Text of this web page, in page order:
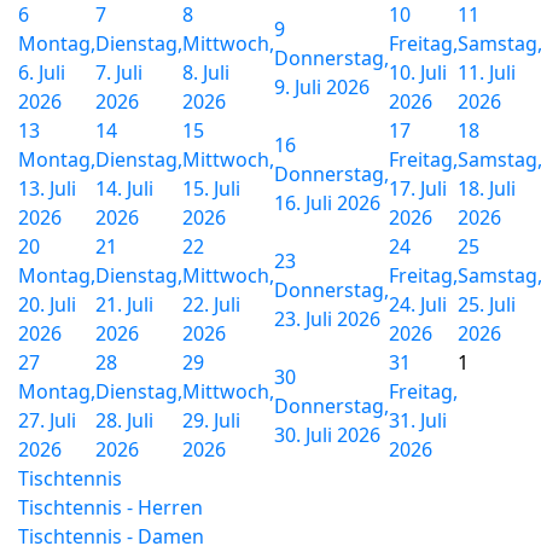
6
Montag,
6. Juli
2026
7
Dienstag,
7. Juli
2026
8
Mittwoch,
8. Juli
2026
9
Donnerstag,
9. Juli 2026
10
Freitag,
10. Juli
2026
11
Samstag,
11. Juli
2026
13
Montag,
13. Juli
2026
14
Dienstag,
14. Juli
2026
15
Mittwoch,
15. Juli
2026
16
Donnerstag,
16. Juli 2026
17
Freitag,
17. Juli
2026
18
Samstag,
18. Juli
2026
20
Montag,
20. Juli
2026
21
Dienstag,
21. Juli
2026
22
Mittwoch,
22. Juli
2026
23
Donnerstag,
23. Juli 2026
24
Freitag,
24. Juli
2026
25
Samstag,
25. Juli
2026
27
Montag,
27. Juli
2026
28
Dienstag,
28. Juli
2026
29
Mittwoch,
29. Juli
2026
30
Donnerstag,
30. Juli 2026
31
Freitag,
31. Juli
2026
1
Tischtennis
Tischtennis - Herren
Tischtennis - Damen